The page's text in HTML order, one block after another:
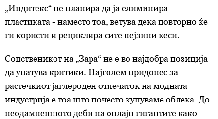
„Индитекс“ не планира да ја елиминира
пластиката - наместо тоа, ветува дека повторно ќе
ги користи и рециклира сите нејзини кеси.
Сопственикот на „Зара“ не е во најдобра позиција
да упатува критики. Најголем придонес за
растечкиот јаглероден отпечаток на модната
индустрија е тоа што почесто купуваме облека. До
неодамнешното деби на онлајн гигантите како